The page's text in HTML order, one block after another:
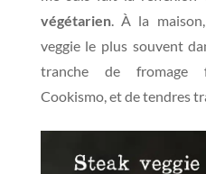
végétarien. À la
veggie le plus souvent
tranche de fromage
Cookismo, et de tendres